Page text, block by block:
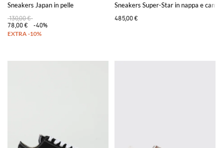
Sneakers Japan in pelle
130,00 €
78,00 €
-40%
Sneakers Super-Star in nappa e
485,00 €